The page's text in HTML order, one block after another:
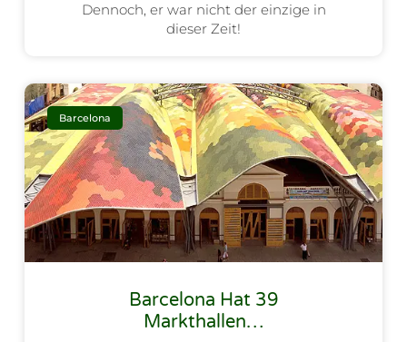
Dennoch, er war nicht der einzige in
dieser Zeit!
Barcelona
Barcelona Hat 39
Markthallen…